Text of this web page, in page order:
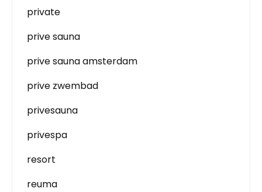
private
prive sauna
prive sauna amsterdam
prive zwembad
privesauna
privespa
resort
reuma